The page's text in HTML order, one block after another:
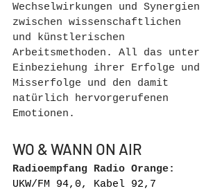
Wechselwirkungen und Synergien
zwischen wissenschaftlichen
und künstlerischen
Arbeitsmethoden. All das unter
Einbeziehung ihrer Erfolge und
Misserfolge und den damit
natürlich hervorgerufenen
Emotionen.
WO & WANN ON AIR
Radioempfang Radio Orange:
UKW/FM 94,0, Kabel 92,7